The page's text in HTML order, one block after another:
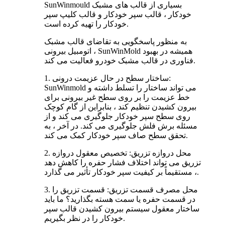
SunWinmould بسیاری از قالب های مشبک
خودکار ، قالب سپر خودکار و قالب کلیپ سپر
خودکار را تهیه کرده است.
به منظور پاسخگویی به تقاضای قالب مشبک
اتومبیل بیرونی ، SunWinMold همیشه در بهبود
فناوری در قالب مشبک خودرو فعالیت می کند.
1. ساختار سطح در حال عزیمت درونی:
SunWinmold می تواند ساختار را تسلط داشته و
خط عزیمت را بر روی سطح غیر بیرونی برای
بیرون کشیدن تنظیم کند ، بنابراین از گام کوچک
روی سطح سپر خودکار جلوگیری می کند و از
مسئله برش فلش جلوگیری می کند. در آخر ، به
تحقق سطح صاف سپر خودکار کمک می کند.
2. محل دروازه تزریق: تخصیص معقول دروازه
تزریق می تواند اختلاف فشار حفره را کاهش دهد
، مستقیماً بر کیفیت سپر خودکار تأثیر می گذارد.
3. محل مصرف قسمت تزریق: قسمت تزریق را
در قسمت حفره یا سمت هسته بگذارید؟ ما باید
ساختار معقول سیستم بیرون کشیدن قالب سپر
خودکار را در نظر بگیریم.